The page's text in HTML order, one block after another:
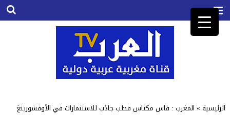
الرئيسية» المغرب : فاس مكناس قطب جاذب للاستثمارات في الأوفشورينغ